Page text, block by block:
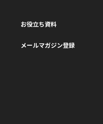
お役立ち資料
メールマガジン登録